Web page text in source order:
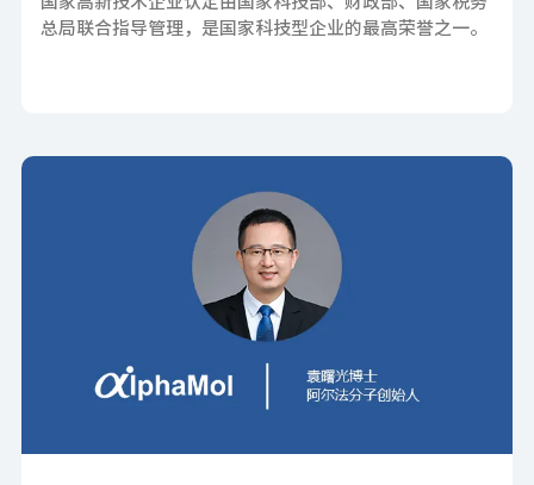
总局联合指导管理，是国家科技型企业的最高荣誉之一。